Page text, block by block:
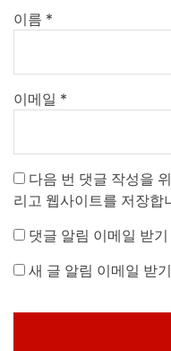
이름 *
이메일 *
다음 번 댓글 작성을
리고 웹사이트를 저장합
댓글 알림 이메일 받기
새 글 알림 이메일 받기